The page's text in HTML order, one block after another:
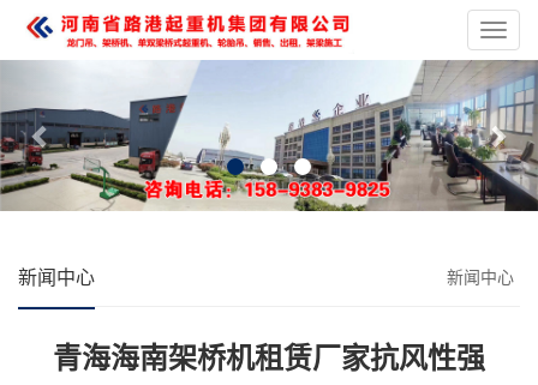
龙
门
吊
起
重
设
备
新闻中心 新闻中心
青海海南架桥机租赁厂家抗风性强